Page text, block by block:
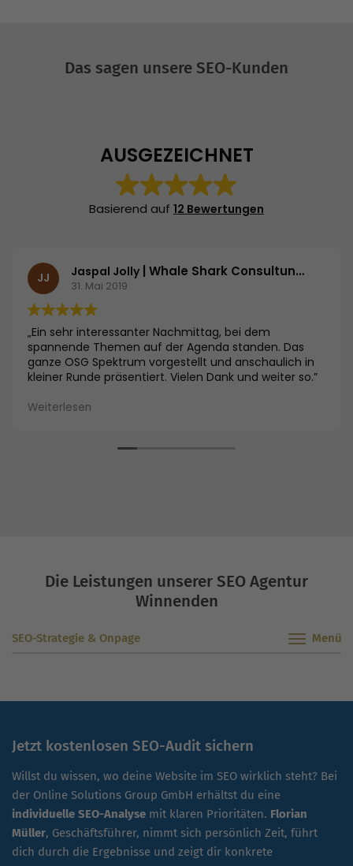
Das sagen unsere SEO-Kunden
AUSGEZEICHNET
Basierend auf 12 Bewertungen
JJ Jaspal Jolly | Whale Shark Consultung Group
31. Mai 2019
„Ein sehr interessanter Nachmittag, bei dem
spannende Themen auf der Agenda standen. Das
ganze OSG Spektrum vorgestellt und anschaulich in
kleiner Runde präsentiert. Vielen Dank und weiter so.”
Weiterlesen
Die Leistungen unserer SEO Agentur
Winnenden
SEO-Strategie & Onpage
Jetzt kostenlosen SEO-Audit sichern
Willst du wissen, wo deine Website im SEO wirklich steht? Bei
der Online Solutions Group GmbH erhältst du eine
individuelle SEO-Analyse mit klaren Prioritäten. Florian
Müller, Geschäftsführer, nimmt sich persönlich Zeit, führt
dich durch die Ergebnisse und zeigt dir konkrete